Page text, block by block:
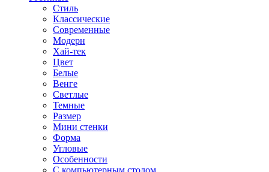
Стиль
Классические
Современные
Модерн
Хай-тек
Цвет
Белые
Венге
Светлые
Темные
Размер
Мини стенки
Форма
Угловые
Особенности
С компьютерным столом